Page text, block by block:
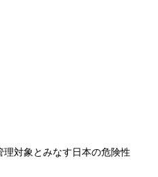
対象とみなす日本の危険性